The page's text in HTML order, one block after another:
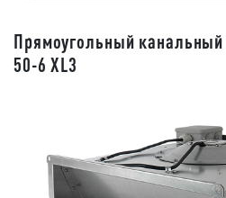
Прямоугольный канальный
50-6 XL3